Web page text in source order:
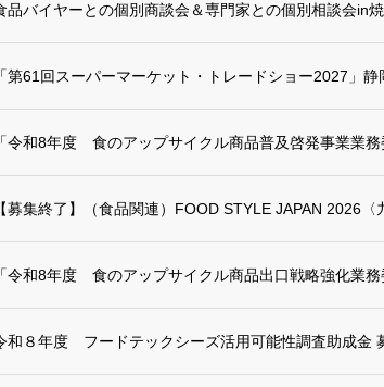
「第61回スーパーマーケット・トレードショー2027」
【募集終了】（食品関連）FOOD STYLE JAPAN 2026〈